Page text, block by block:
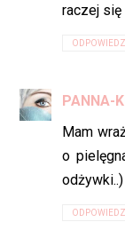
raczej się
ODPOWIEDZ
PANNA-
Mam
o
odżywki..)
ODPOWIEDZ